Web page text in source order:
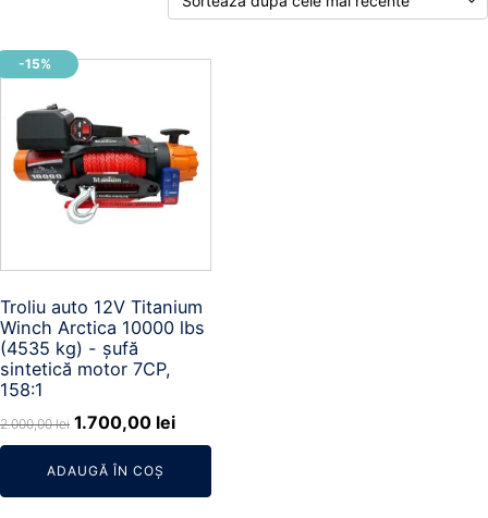
-15%
Troliu auto 12V Titanium
Winch Arctica 10000 lbs
(4535 kg) - șufă
sintetică motor 7CP,
158:1
2.000,00lei Prețul
inițial
a
fost:
1.700,00 leiPrețul
curent
1.700,00 lei.
ADAUGĂ ÎN COȘ